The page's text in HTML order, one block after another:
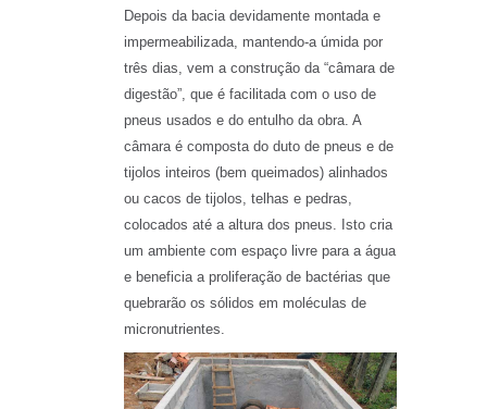
Depois da bacia devidamente montada e
impermeabilizada, mantendo-a úmida por
três dias, vem a construção da “câmara de
digestão”, que é facilitada com o uso de
pneus usados e do entulho da obra. A
câmara é composta do duto de pneus e de
tijolos inteiros (bem queimados) alinhados
ou cacos de tijolos, telhas e pedras,
colocados até a altura dos pneus. Isto cria
um ambiente com espaço livre para a água
e beneficia a proliferação de bactérias que
quebrarão os sólidos em moléculas de
micronutrientes.